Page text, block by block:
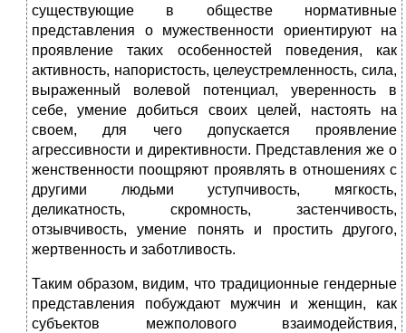
существующие в обществе нормативные
представления о мужественности ориентируют на
проявление таких особенностей поведения, как
активность, напористость, целеустремленность, сила,
выраженный волевой потенциал, уверенность в
себе, умение добиться своих целей, настоять на
своем, для чего допускается проявление
агрессивности и директивности. Представления же о
женственности поощряют проявлять в отношениях с
другими людьми уступчивость, мягкость,
деликатность, скромность, застенчивость,
отзывчивость, умение понять и простить другого,
жертвенность и заботливость.
Таким образом, видим, что традиционные гендерные
представления побуждают мужчин и женщин, как
субъектов межполового взаимодействия,